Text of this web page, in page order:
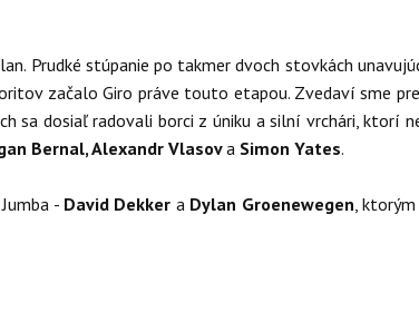
Prudké stúpanie po takmer dvoch stovkách
začalo Giro práve touto etapou. Zvedaví sme
sa dosiaľ radovali borci z úniku a silní vrchári,
Bernal, Alexandr Vlasova Simon Yates.
- David Dekker a Dylan Groenewegen,